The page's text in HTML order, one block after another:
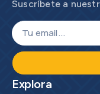
Suscríbete a
Explora